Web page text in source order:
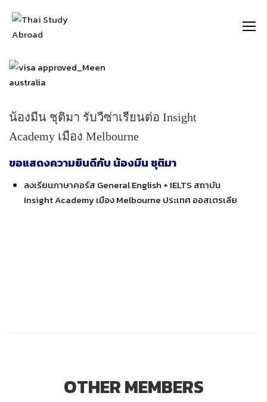
น้องมีน ชุติมา รับวีซ่าเรียนต่อ Insight
Academy เมือง Melbourne
ขอแสดงความยินดีกับ น้องมีน ชุติมา
ลงเรียนภาษาคอร์ส General English + IELTS สถาบัน
Insight Academy เมือง Melbourne ประเทศ ออสเตรเลีย
OTHER MEMBERS